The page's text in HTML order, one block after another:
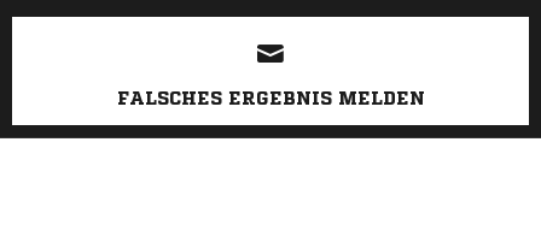
ANZEIGE
FALSCHES ERGEBNIS MELDEN